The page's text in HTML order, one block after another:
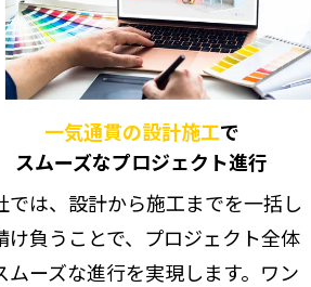
一気通貫の設計施工で
スムーズなプロジェクト進行
では、設計から施工までを一括し
け負うことで、プロジェクト全体
ムーズな進行を実現します。ワン